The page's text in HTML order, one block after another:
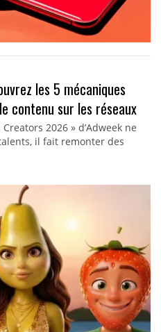
les 5 mécaniques
contenu sur les réseaux
2026 » d’Adweek ne
il fait remonter des